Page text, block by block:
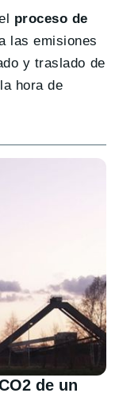
proceso de
las emisiones
y traslado de
hora de
de un